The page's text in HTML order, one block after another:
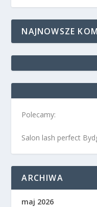
NAJNOWSZE
Polecamy:
Salon lash perfect
ARCHIWA
maj 2026